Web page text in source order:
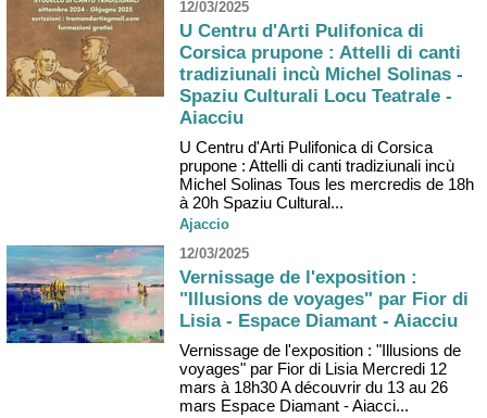
12/03/2025
U Centru d'Arti Pulifonica di
Corsica prupone : Attelli di canti
tradiziunali incù Michel Solinas -
Spaziu Culturali Locu Teatrale -
Aiacciu
U Centru d'Arti Pulifonica di Corsica
prupone : Attelli di canti tradiziunali incù
Michel Solinas Tous les mercredis de 18h
à 20h Spaziu Cultural...
Ajaccio
12/03/2025
Vernissage de l'exposition :
"Illusions de voyages" par Fior di
Lisia - Espace Diamant - Aiacciu
Vernissage de l'exposition : "Illusions de
voyages" par Fior di Lisia Mercredi 12
mars à 18h30 A découvrir du 13 au 26
mars Espace Diamant - Aiacci...